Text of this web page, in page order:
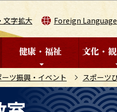
文字拡大 Foreign Language
ーツ振興・イベント スポーツ